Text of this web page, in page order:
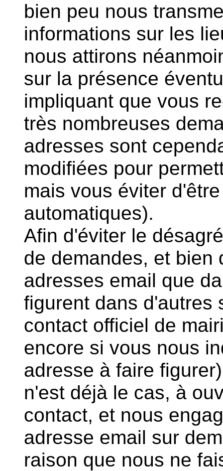
bien peu nous
informations sur les
nous attirons
sur la présence
impliquant que vous
très nombreuses
adresses sont
modifiées pour
mais vous éviter
automatiques).
Afin d'éviter le
de demandes, et bien
adresses email que
figurent dans d'autres
contact officiel de
encore si vous nous
adresse à faire
n'est déjà le cas, à
contact, et nous
adresse email sur
raison que nous ne